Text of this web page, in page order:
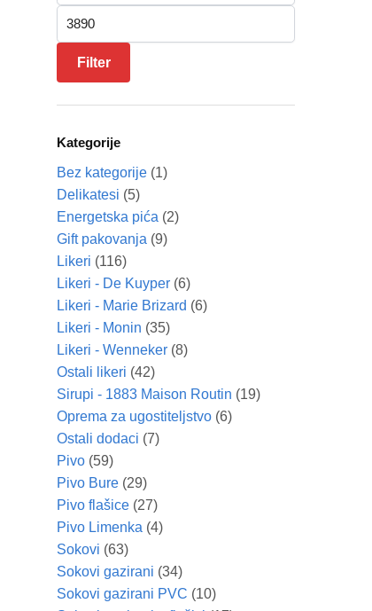
Maksimalna cena
Filter
Kategorije
Bez kategorije (1)
Delikatesi (5)
Energetska pića (2)
Gift pakovanja (9)
Likeri (116)
Likeri - De Kuyper (6)
Likeri - Marie Brizard (6)
Likeri - Monin (35)
Likeri - Wenneker (8)
Ostali likeri (42)
Sirupi - 1883 Maison Routin (19)
Oprema za ugostiteljstvo (6)
Ostali dodaci (7)
Pivo (59)
Pivo Bure (29)
Pivo flašice (27)
Pivo Limenka (4)
Sokovi (63)
Sokovi gazirani (34)
Sokovi gazirani PVC (10)